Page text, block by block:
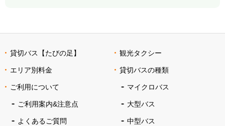
貸切バス【たびの足】
エリア別料金
ご利用について
ご利用案内&注意点
よくあるご質問
観光タクシー
貸切バスの種類
マイクロバス
大型バス
中型バス